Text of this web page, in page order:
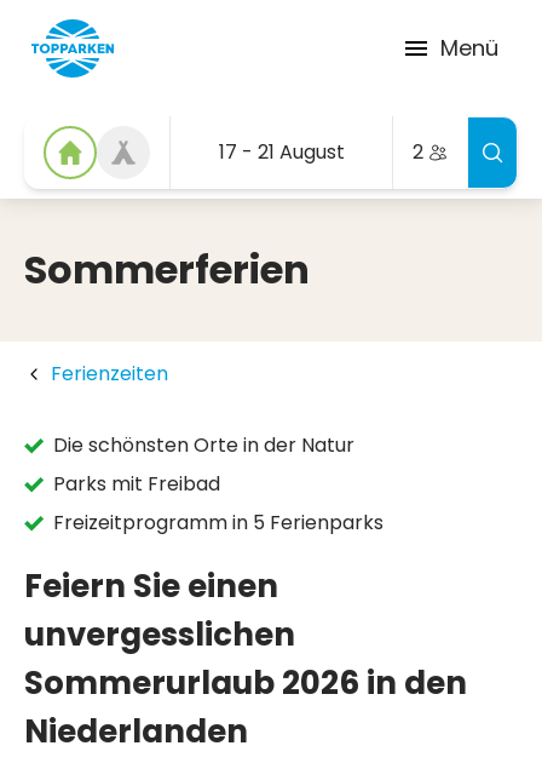
Menü
17 - 21 August 2
Sommerferien
Ferienzeiten
Die schönsten Orte in der Natur
Parks mit Freibad
Freizeitprogramm in 5 Ferienparks
Feiern Sie einen
unvergesslichen
Sommerurlaub 2026 in den
Niederlanden